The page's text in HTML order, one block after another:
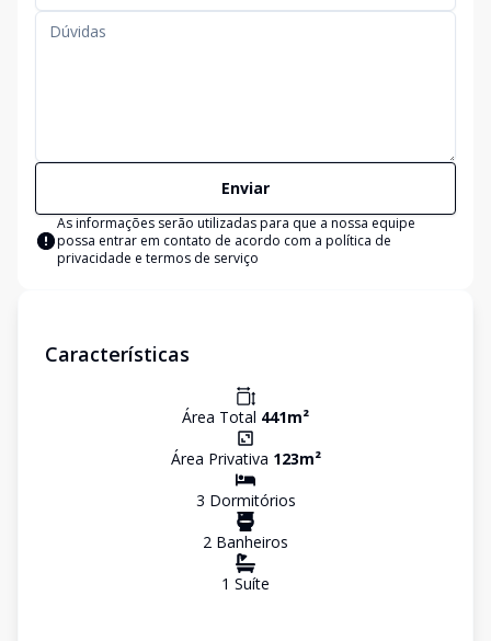
Enviar
As informações serão utilizadas para que a nossa equipe
possa entrar em contato de acordo com a política de
privacidade e termos de serviço
Características
Área Total 441m²
Área Privativa 123m²
3 Dormitórios
2 Banheiros
1 Suíte